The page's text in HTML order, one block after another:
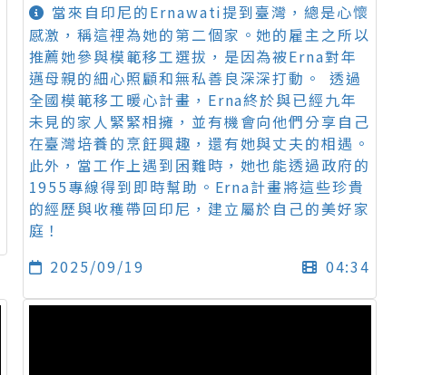
當來自印尼的Ernawati提到臺灣，總是心懷
感激，稱這裡為她的第二個家。她的雇主之所以
推薦她參與模範移工選拔，是因為被Erna對年
邁母親的細心照顧和無私善良深深打動。 透過
全國模範移工暖心計畫，Erna終於與已經九年
未見的家人緊緊相擁，並有機會向他們分享自己
在臺灣培養的烹飪興趣，還有她與丈夫的相遇。
此外，當工作上遇到困難時，她也能透過政府的
1955專線得到即時幫助。Erna計畫將這些珍貴
的經歷與收穫帶回印尼，建立屬於自己的美好家
庭！
2025/09/19
04:34